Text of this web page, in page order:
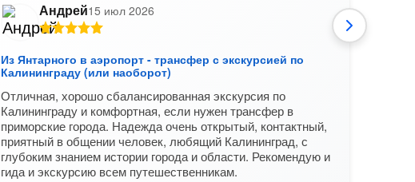
Андрей15 июл 2026
Из Янтарного в аэропорт - трансфер с экскурсией по
Калининграду (или наоборот)
Отличная, хорошо сбалансированная экскурсия по
Калининграду и комфортная, если нужен трансфер в
приморские города. Надежда очень открытый, контактный,
приятный в общении человек, любящий Калининград, с
глубоким знанием истории города и области. Рекомендую и
гида и экскурсию всем путешественникам.